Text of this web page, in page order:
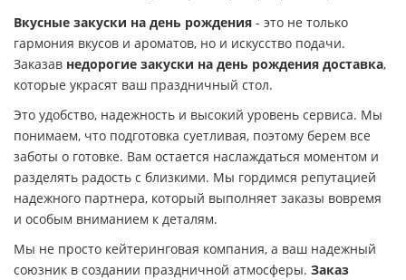
Вкусные закуски на день рождения - это не только
гармония вкусов и ароматов, но и искусство подачи.
Заказав недорогие закуски на день рождения доставка,
которые украсят ваш праздничный стол.
Это удобство, надежность и высокий уровень сервиса. Мы
понимаем, что подготовка суетливая, поэтому берем все
заботы о готовке. Вам остается наслаждаться моментом и
разделять радость с близкими. Мы гордимся репутацией
надежного партнера, который выполняет заказы вовремя
и особым вниманием к деталям.
Мы не просто кейтеринговая компания, а ваш надежный
союзник в создании праздничной атмосферы. Заказ